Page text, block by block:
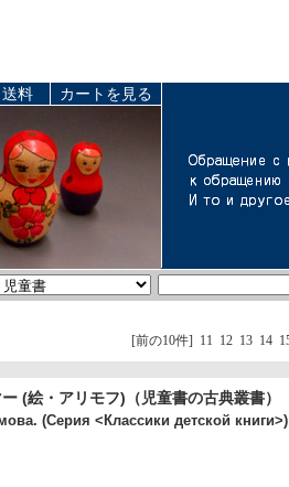
料 カートを見る
[前の10件] 11 12 13 14
(絵・アリモフ)（児童書の古典叢書）
(Серия <Классики детской книги>)